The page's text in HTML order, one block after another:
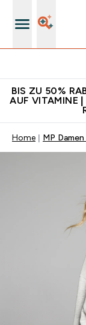
BIS ZU 50%
AUF VITAMINE
Home MP